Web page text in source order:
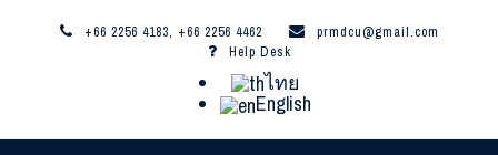
+66 2256 4183, +66 2256 4462
prmdcu@gmail.com
Help Desk
ไทย
English